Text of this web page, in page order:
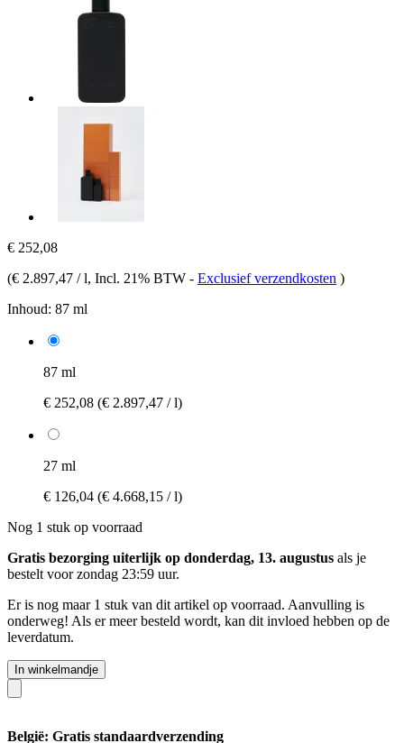
€ 252,08
(€ 2.897,47 / l, Incl. 21% BTW - Exclusief verzendkosten )
Inhoud: 87 ml
87 ml
€ 252,08 (€ 2.897,47 / l)
27 ml
€ 126,04 (€ 4.668,15 / l)
Nog 1 stuk op voorraad
Gratis bezorging uiterlijk op donderdag, 13. augustus als je
bestelt voorzondag 23:59 uur.
Er is nog maar 1 stuk van dit artikel op voorraad. Aanvulling is
onderweg! Als er meer besteld wordt, kan dit invloed hebben op de
leverdatum.
In winkelmandje
België: Gratis standaardverzending